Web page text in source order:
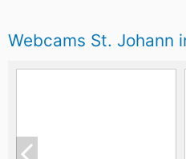
Webcams St. Johann